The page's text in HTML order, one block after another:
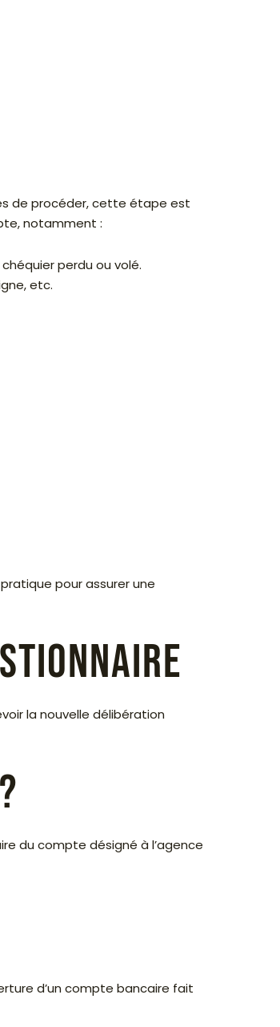
de procéder, cette étape est
notamment :
perdu ou volé.
etc.
pour assurer une
la nouvelle délibération
du compte désigné à l’agence
d’un compte bancaire fait